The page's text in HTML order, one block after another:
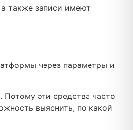
также записи имеют
через параметры и
Потому эти средства часто
выяснить, по какой